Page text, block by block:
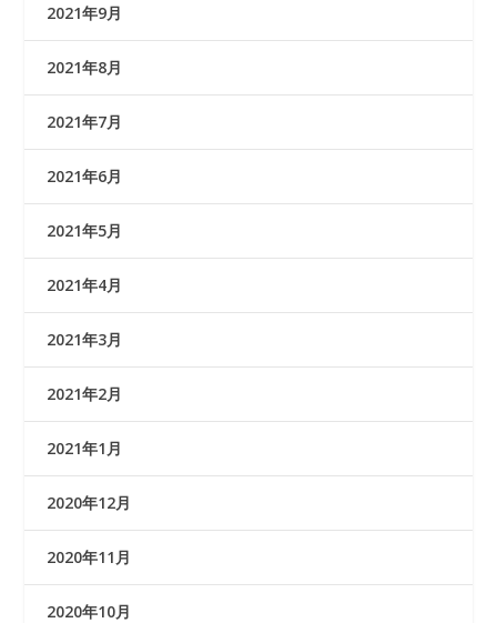
2021年9月
2021年8月
2021年7月
2021年6月
2021年5月
2021年4月
2021年3月
2021年2月
2021年1月
2020年12月
2020年11月
2020年10月